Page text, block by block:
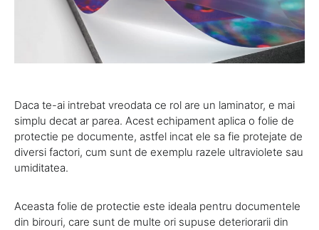
Daca te-ai intrebat vreodata ce rol are un laminator, e mai
simplu decat ar parea. Acest echipament aplica o folie de
protectie pe documente, astfel incat ele sa fie protejate de
diversi factori, cum sunt de exemplu razele ultraviolete sau
umiditatea.
Aceasta folie de protectie este ideala pentru documentele
din birouri, care sunt de multe ori supuse deteriorarii din